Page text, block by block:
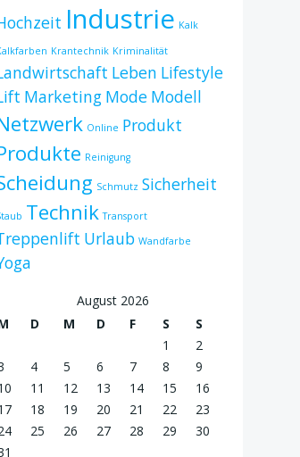
Industrie Kalk
Krantechnik Kriminalität
Leben Lifestyle
Marketing Mode Modell
Online Produkt
Reinigung
Schmutz Sicherheit
Technik Transport
Urlaub Wandfarbe
August 2026
D M D F S
S
1
2
4 5 6 7 8
9
11 12 13 14 15
16
18 19 20 21 22
23
25 26 27 28 29
30